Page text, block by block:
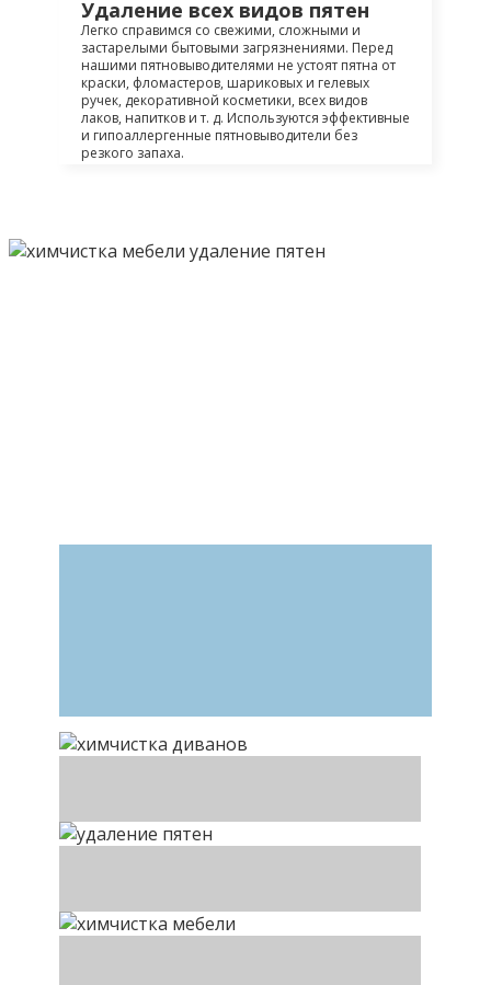
Удаление всех видов пятен
Легко справимся со свежими, сложными и
застарелыми бытовыми загрязнениями. Перед
нашими пятновыводителями не устоят пятна от
краски, фломастеров, шариковых и гелевых
ручек, декоративной косметики, всех видов
лаков, напитков и т. д. Используются эффективные
и гипоаллергенные пятновыводители без
резкого запаха.